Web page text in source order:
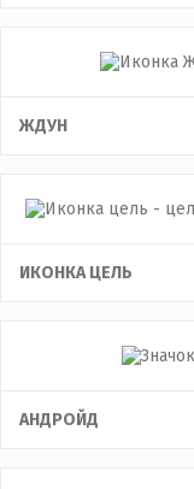
ЖДУН
ИКОНКА ЦЕЛЬ
АНДРОЙД